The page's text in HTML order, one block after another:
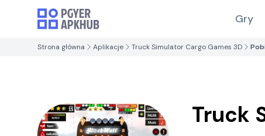
Gry
Strona główna Aplikacje Truck Simulator Cargo Games 3D
Truck